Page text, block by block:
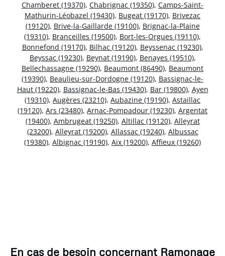
Chamberet (19370), Chabrignac (19350), Camps-Saint-
Mathurin-Léobazel (19430), Bugeat (19170), Brivezac
(19120), Brive-la-Gaillarde (19100), Brignac-la-Plaine
(19310), Branceilles (19500), Bort-les-Orgues (19110),
Bonnefond (19170), Bilhac (19120), Beyssenac (19230),
Beyssac (19230), Beynat (19190), Benayes (19510),
Bellechassagne (19290), Beaumont (86490), Beaumont
(19390), Beaulieu-sur-Dordogne (19120), Bassignac-le-
Haut (19220), Bassignac-le-Bas (19430), Bar (19800), Ayen
(19310), Augères (23210), Aubazine (19190), Astaillac
(19120), Ars (23480), Arnac-Pompadour (19230), Argentat
(19400), Ambrugeat (19250), Altillac (19120), Alleyrat
(23200), Alleyrat (19200), Allassac (19240), Albussac
(19380), Albignac (19190), Aix (19200), Affieux (19260)
En cas de besoin concernant Ramonage